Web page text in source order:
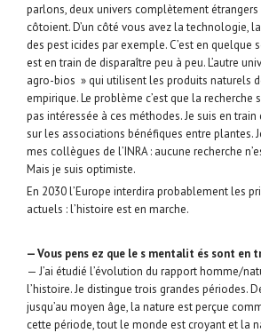
parlons, deux univers complètement étrangers
côtoient. D’un côté vous avez la technologie,
des pest icides par exemple. C’est en
est en train de disparaître peu à peu. L’autre
agro-bios » qui utilisent les produits naturels
empirique. Le problème c’est que la recherche
pas intéressée à ces méthodes. Je suis en
sur les associations bénéfiques entre plantes.
mes collègues de l’INRA : aucune recherche
Mais je suis optimiste.
En 2030 l’Europe interdira probablement les
actuels : l’histoire est en marche.
— Vous pens ez que le s mentalit és sont en
— J’ai étudié l’évolution du rapport homme/
l’histoire. Je distingue trois grandes périodes.
jusqu’au moyen âge, la nature est perçue
cette période, tout le monde est croyant et la